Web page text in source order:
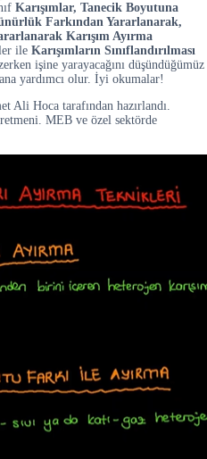
Karışımlar, Tanecik Boyutuna
Farkından Yararlanarak,
Karışım Ayırma
ile Karışımların Sınıflandırılması
işine yarayacağını düşündüğümüz
yardımcı olur. İyi okumalar!
Ali Hoca tarafından hazırlandı.
MEB ve özel sektörde